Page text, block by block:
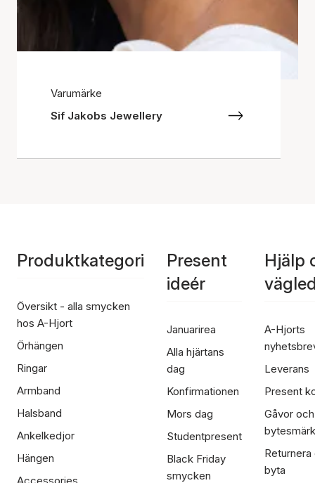
Varumärke
Sif Jakobs Jewellery
Produktkategori
Översikt - alla smycken
hos A-Hjort
Örhängen
Ringar
Armband
Halsband
Ankelkedjor
Hängen
Accessories
Present
ideér
Januarirea
Alla hjärtans
dag
Konfirmationen
Mors dag
Studentpresent
Black Friday
smycken
Hjälp
A-Hjorts
Leverans
Present
Gåvor och
Returnera
byta